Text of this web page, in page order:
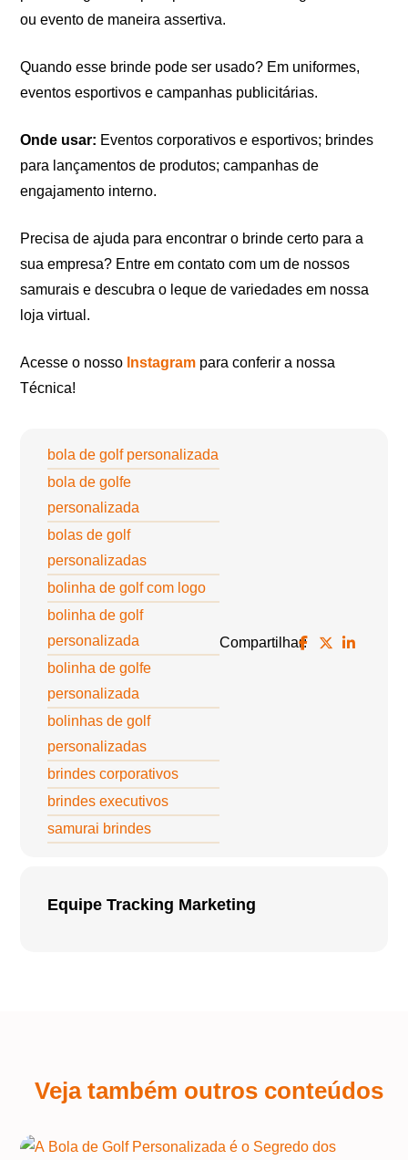
ou evento de maneira assertiva.
Quando esse brinde pode ser usado? Em uniformes,
eventos esportivos e campanhas publicitárias.
Onde usar: Eventos corporativos e esportivos; brindes
para lançamentos de produtos; campanhas de
engajamento interno.
Precisa de ajuda para encontrar o brinde certo para a
sua empresa? Entre em contato com um de nossos
samurais e descubra o leque de variedades em nossa
loja virtual.
Acesse o nosso Instagram para conferir a nossa
Técnica!
bola de golf personalizada
bola de golfe
personalizada
bolas de golf
personalizadas
bolinha de golf com logo
bolinha de golf
personalizada
bolinha de golfe
personalizada
bolinhas de golf
personalizadas
brindes corporativos
brindes executivos
samurai brindes
Compartilhar:
Equipe Tracking Marketing
Veja também outros conteúdos